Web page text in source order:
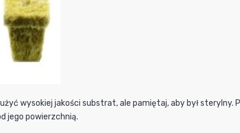
wysokiej jakości substrat, ale pamiętaj, aby był
jego powierzchnią.